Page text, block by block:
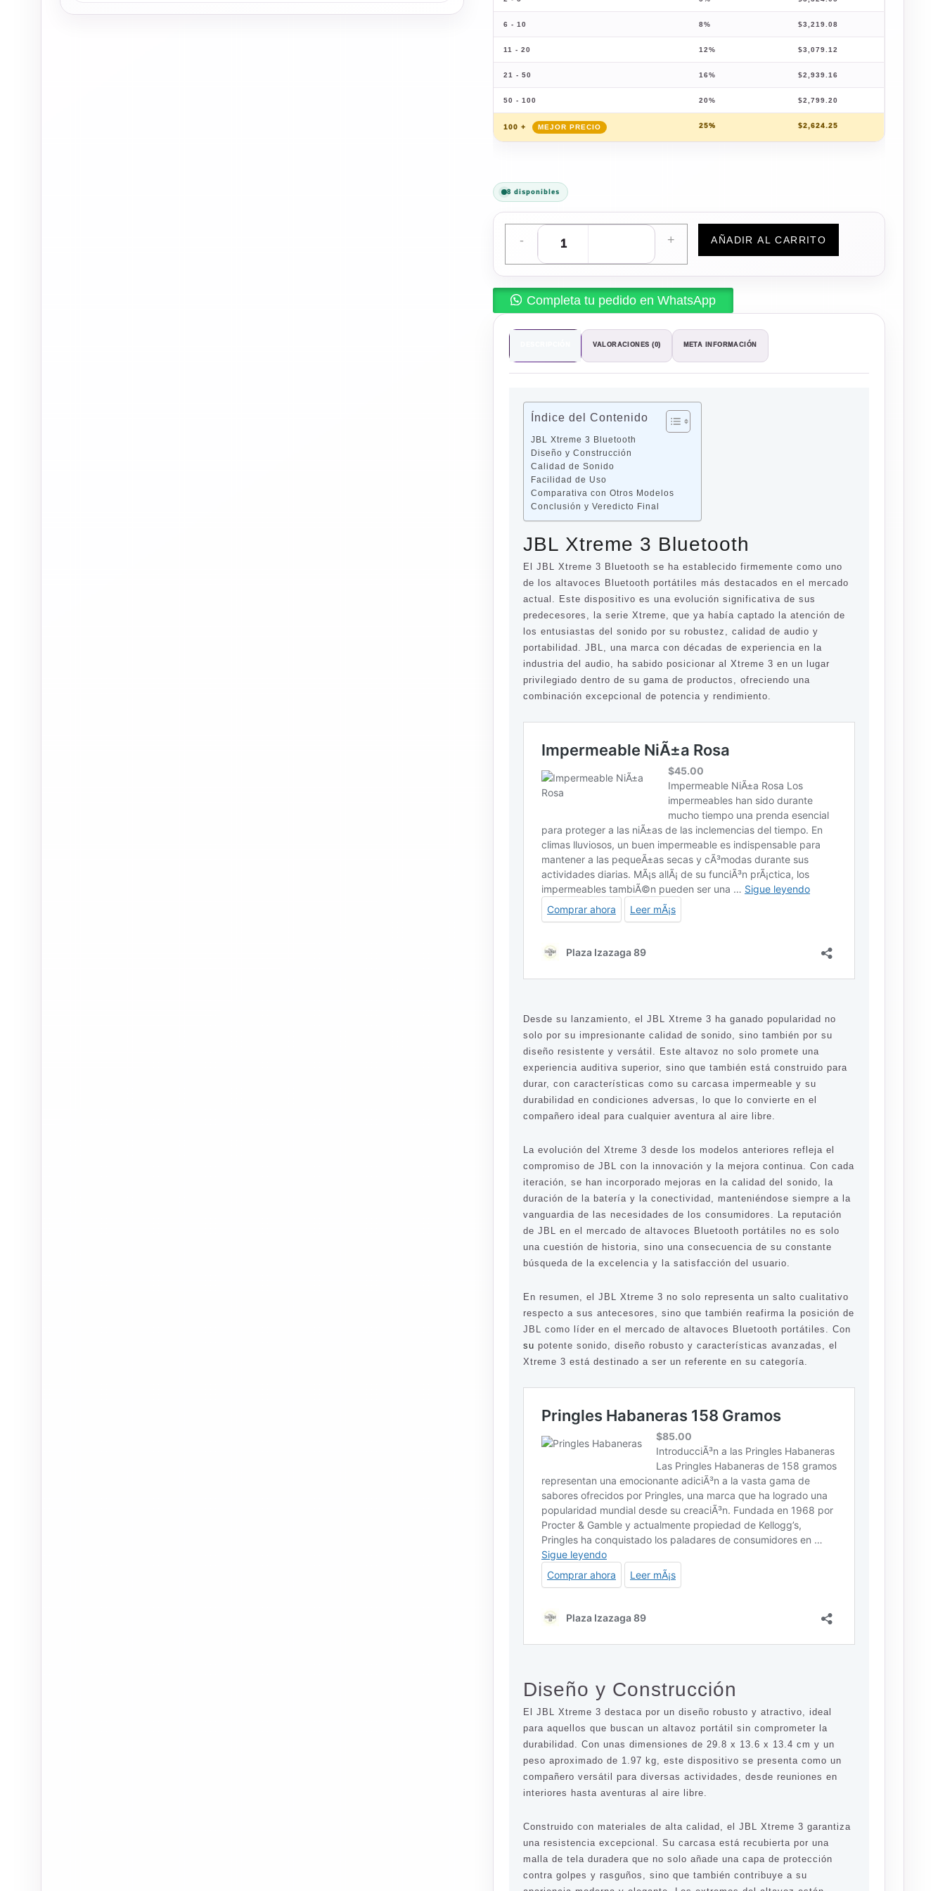
6 - 10 8% $3,219.08
11 - 20 12% $3,079.12
21 - 50 16% $2,939.16
50 - 100 20% $2,799.20
100 + 25% $2,624.25
8 disponibles
- + AÑADIR AL CARRITO
Completa tu pedido en WhatsApp
VALORACIONES (0) META INFORMACIÓN
Índice del Contenido
JBL Xtreme 3 Bluetooth
Diseño y Construcción
Calidad de Sonido
Facilidad de Uso
Comparativa con Otros Modelos
Conclusión y Veredicto Final
JBL Xtreme 3 Bluetooth
El JBL Xtreme 3 Bluetooth se ha establecido firmemente como uno
de los altavoces Bluetooth portátiles más destacados en el mercado
actual. Este dispositivo es una evolución significativa de sus
predecesores, la serie Xtreme, que ya había captado la atención de
los entusiastas del sonido por su robustez, calidad de audio y
portabilidad. JBL, una marca con décadas de experiencia en la
industria del audio, ha sabido posicionar al Xtreme 3 en un lugar
privilegiado dentro de su gama de productos, ofreciendo una
combinación excepcional de potencia y rendimiento.
Desde su lanzamiento, el JBL Xtreme 3 ha ganado popularidad no
solo por su impresionante calidad de sonido, sino también por su
diseño resistente y versátil. Este altavoz no solo promete una
experiencia auditiva superior, sino que también está construido para
durar, con características como su carcasa impermeable y su
durabilidad en condiciones adversas, lo que lo convierte en el
compañero ideal para cualquier aventura al aire libre.
La evolución del Xtreme 3 desde los modelos anteriores refleja el
compromiso de JBL con la innovación y la mejora continua. Con cada
iteración, se han incorporado mejoras en la calidad del sonido, la
duración de la batería y la conectividad, manteniéndose siempre a la
vanguardia de las necesidades de los consumidores. La reputación
de JBL en el mercado de altavoces Bluetooth portátiles no es solo
una cuestión de historia, sino una consecuencia de su constante
búsqueda de la excelencia y la satisfacción del usuario.
En resumen, el JBL Xtreme 3 no solo representa un salto cualitativo
respecto a sus antecesores, sino que también reafirma la posición de
JBL como líder en el mercado de altavoces Bluetooth portátiles. Con
su potente sonido, diseño robusto y características avanzadas, el
Xtreme 3 está destinado a ser un referente en su categoría.
Diseño y Construcción
El JBL Xtreme 3 destaca por un diseño robusto y atractivo, ideal
para aquellos que buscan un altavoz portátil sin comprometer la
durabilidad. Con unas dimensiones de 29.8 x 13.6 x 13.4 cm y un
peso aproximado de 1.97 kg, este dispositivo se presenta como un
compañero versátil para diversas actividades, desde reuniones en
interiores hasta aventuras al aire libre.
Construido con materiales de alta calidad, el JBL Xtreme 3 garantiza
una resistencia excepcional. Su carcasa está recubierta por una
malla de tela duradera que no solo añade una capa de protección
contra golpes y rasguños, sino que también contribuye a su